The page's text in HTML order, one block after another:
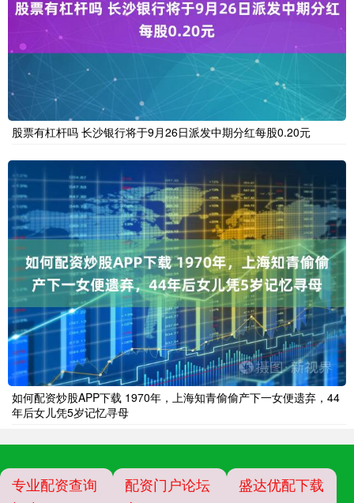
股票有杠杆吗 长沙银行将于9月26日派发中期分红每股0.20元
如何配资炒股APP下载 1970年，上海知青偷偷产下一女便遗弃，44
年后女儿凭5岁记忆寻母
专业配资查询
配资门户论坛
盛达优配下载